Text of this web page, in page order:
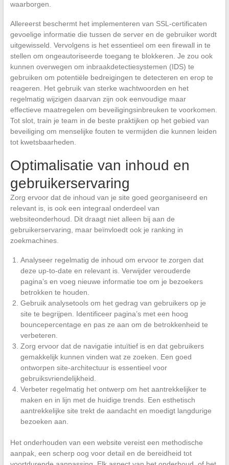
waarborgen.
Allereerst beschermt het implementeren van SSL-certificaten
gevoelige informatie die tussen de server en de gebruiker wordt
uitgewisseld. Vervolgens is het essentieel om een firewall in te
stellen om ongeautoriseerde toegang te blokkeren. Je zou ook
kunnen overwegen om inbraakdetectiesystemen (IDS) te
gebruiken om potentiële bedreigingen te detecteren en erop te
reageren. Het gebruik van sterke wachtwoorden en het
regelmatig wijzigen daarvan zijn ook eenvoudige maar
effectieve maatregelen om beveiligingsinbreuken te voorkomen.
Tot slot, train je team in de beste praktijken op het gebied van
beveiliging om menselijke fouten te vermijden die kunnen leiden
tot kwetsbaarheden.
Optimalisatie van inhoud en
gebruikerservaring
Zorg ervoor dat de inhoud van je site goed georganiseerd en
relevant is, is ook een integraal onderdeel van
websiteonderhoud. Dit draagt niet alleen bij aan de
gebruikerservaring, maar beïnvloedt ook je ranking in
zoekmachines.
Analyseer regelmatig de inhoud om ervoor te zorgen dat
deze up-to-date en relevant is. Verwijder verouderde
pagina’s en voeg nieuwe informatie toe om je bezoekers
betrokken te houden.
Gebruik analysetools om het gedrag van gebruikers op je
site te begrijpen. Identificeer pagina’s met een hoog
bouncepercentage en pas ze aan om de betrokkenheid te
verbeteren.
Zorg ervoor dat de navigatie intuïtief is en dat gebruikers
gemakkelijk kunnen vinden wat ze zoeken. Een goed
ontworpen site-architectuur is essentieel voor
gebruiksvriendelijkheid.
Verbeter regelmatig het ontwerp om het aantrekkelijker te
maken en in lijn met de huidige trends. Een esthetisch
aantrekkelijke site trekt de aandacht en moedigt langdurige
bezoeken aan.
Het onderhouden van een website vereist een methodische
aanpak, een scherp oog voor detail en de bereidheid tot